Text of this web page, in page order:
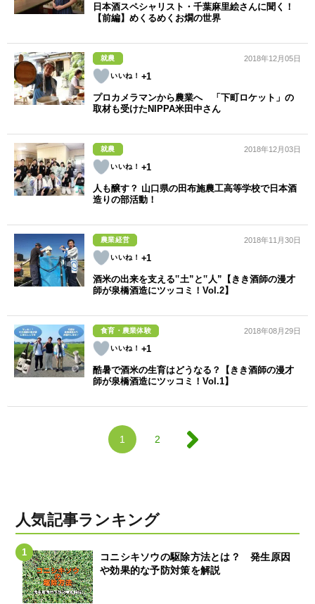
日本酒スペシャリスト・千葉麻里絵さんに聞く！
【前編】めくるめくお燗の世界
就農
+1
2018年12月05日
プロカメラマンから農業へ 「下町ロケット」の
取材も受けたNIPPA米田中さん
就農
+1
2018年12月03日
人も醸す？ 山口県の田布施農工高等学校で日本酒
造りの部活動！
農業経営
+1
2018年11月30日
酒米の出来を支える‟土”と‟人”【きき酒師の漫才
師が泉橋酒造にツッコミ！Vol.2】
食育・農業体験
+1
2018年08月29日
酷暑で酒米の生育はどうなる？【きき酒師の漫才
師が泉橋酒造にツッコミ！Vol.1】
1 2
人気記事ランキング
コニシキソウの駆除方法とは？ 発生原因
や効果的な予防対策を解説